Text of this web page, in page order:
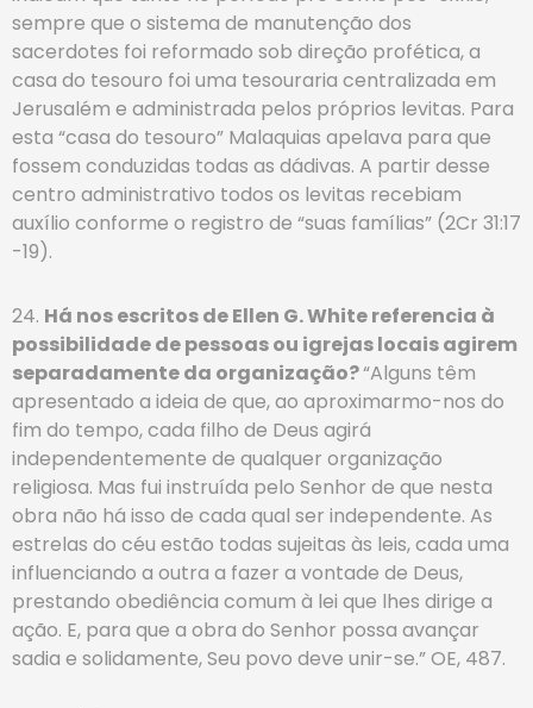
sempre que o sistema de manutenção dos
sacerdotes foi reformado sob direção profética, a
casa do tesouro foi uma tesouraria centralizada em
Jerusalém e administrada pelos próprios levitas. Para
esta “casa do tesouro” Malaquias apelava para que
fossem conduzidas todas as dádivas. A partir desse
centro administrativo todos os levitas recebiam
auxílio conforme o registro de “suas famílias” (2Cr 31:17
-19).
24. Há nos escritos de Ellen G. White referencia à
possibilidade de pessoas ou igrejas locais agirem
separadamente da organização?“Alguns têm
apresentado a ideia de que, ao aproximarmo-nos do
fim do tempo, cada filho de Deus agirá
independentemente de qualquer organização
religiosa. Mas fui instruída pelo Senhor de que nesta
obra não há isso de cada qual ser independente. As
estrelas do céu estão todas sujeitas às leis, cada uma
influenciando a outra a fazer a vontade de Deus,
prestando obediência comum à lei que lhes dirige a
ação. E, para que a obra do Senhor possa avançar
sadia e solidamente, Seu povo deve unir-se.” OE, 487.